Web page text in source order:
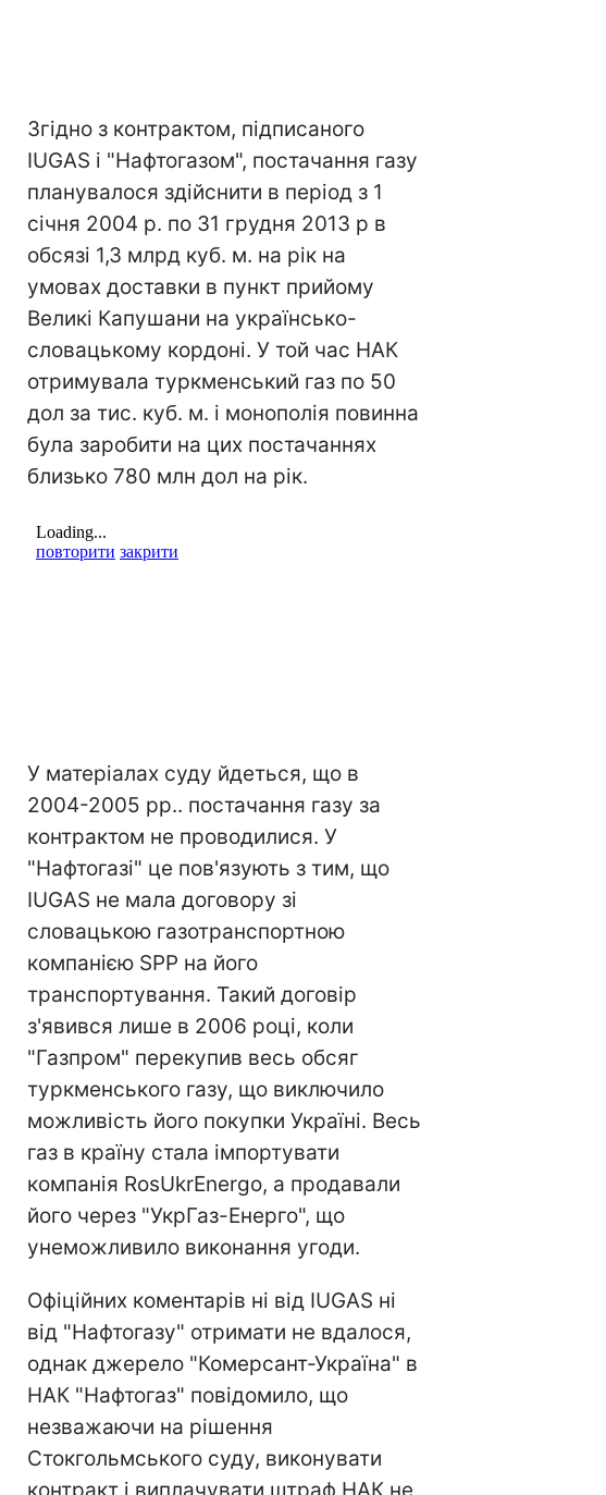
Згідно з контрактом, підписаного
IUGAS і "Нафтогазом", постачання газу
планувалося здійснити в період з 1
січня 2004 р. по 31 грудня 2013 р в
обсязі 1,3 млрд куб. м. на рік на
умовах доставки в пункт прийому
Великі Капушани на українсько-
словацькому кордоні. У той час НАК
отримувала туркменський газ по 50
дол за тис. куб. м. і монополія повинна
була заробити на цих постачаннях
близько 780 млн дол на рік.
У матеріалах суду йдеться, що в
2004-2005 рр.. постачання газу за
контрактом не проводилися. У
"Нафтогазі" це пов'язують з тим, що
IUGAS не мала договору зі
словацькою газотранспортною
компанією SPP на його
транспортування. Такий договір
з'явився лише в 2006 році, коли
"Газпром" перекупив весь обсяг
туркменського газу, що виключило
можливість його покупки Україні. Весь
газ в країну стала імпортувати
компанія RosUkrEnergo, а продавали
його через "УкрГаз-Енерго", що
унеможливило виконання угоди.
Офіційних коментарів ні від IUGAS ні
від "Нафтогазу" отримати не вдалося,
однак джерело "Комерсант-Україна" в
НАК "Нафтогаз" повідомило, що
незважаючи на рішення
Стокгольмського суду, виконувати
контракт і виплачувати штраф НАК не